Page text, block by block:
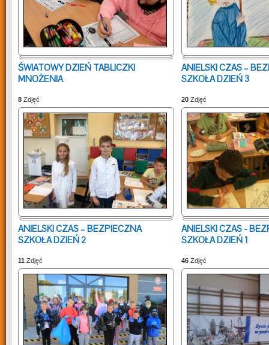
ŚWIATOWY DZIEŃ TABLICZKI
MNOŻENIA
8 Zdjęć
ANIELSKI CZAS –
SZKOŁA DZIEŃ 3
20 Zdjęć
ANIELSKI CZAS – BEZPIECZNA
SZKOŁA DZIEŃ 2
11 Zdjęć
ANIELSKI CZAS -
SZKOŁA DZIEŃ 1
46 Zdjęć